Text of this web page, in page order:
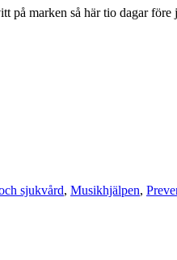
på marken så här tio dagar
sjukvård, Musikhjälpen,